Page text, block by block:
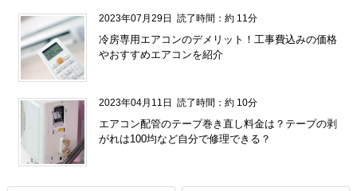
2023年07月29日 読了時間：約 11分
冷房専用エアコンのデメリット！工事費込みの価格
やおすすめエアコンを紹介
2023年04月11日 読了時間：約 10分
エアコン配管のテープ巻き直し料金は？テープの剥
がれは100均など自分で修理できる？